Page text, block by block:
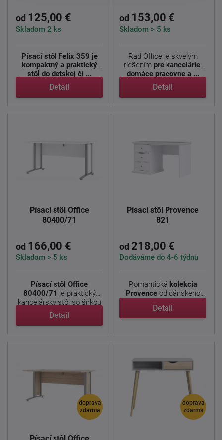
od 125,00 €
Skladom 2 ks
Písací stôl Felix 359 je
kompaktný a praktický
stôl do detskej či ...
Detail
od 153,00 €
Skladom > 5 ks
Rad Office je skvelým
riešením pre kancelárie,
domáce pracovne a ...
Detail
Písací stôl Office
80400/71
od 166,00 €
Skladom > 5 ks
Písací stôl Office
80400/71 je praktický
kancelársky stôl so šírkou
...
Detail
Písací stôl Provence
821
od 218,00 €
Dodáváme do 4-6 týdnů
Romantická kolekcia
Provenceod dánskeho
Detail
doprava
zdarma
doprava
zdarma